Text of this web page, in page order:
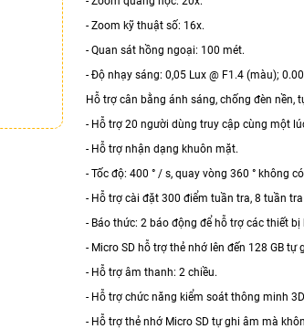
- Zoom kỹ thuật số: 16x.
- Quan sát hồng ngoại: 100 mét.
- Độ nhạy sáng: 0,05 Lux @ F1.4 (màu);
Hỗ trợ cân bằng ánh sáng, chống đèn nền,
- Hỗ trợ 20 người dùng truy cập cùng một
- Hỗ trợ nhận dạng khuôn mặt.
- Tốc độ: 400 ° / s, quay vòng 360 ° không
- Hỗ trợ cài đặt 300 điểm tuần tra, 8 tuần
- Báo thức: 2 báo động để hỗ trợ các thiết
- Micro SD hỗ trợ thẻ nhớ lên đến 128 GB
- Hỗ trợ âm thanh: 2 chiều.
- Hỗ trợ chức năng kiểm soát thông minh 3D
- Hỗ trợ thẻ nhớ Micro SD tự ghi âm mà